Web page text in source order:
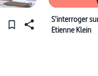
S'interroger
Etienne Klein